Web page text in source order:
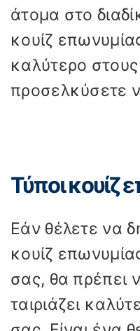
άτομα στο
κουίζ
καλύτερο
προσελκύσετε
Τύποι κουίζ
Εάν θέλετε να
κουίζ
σας, θα πρέπει
ταιριάζει